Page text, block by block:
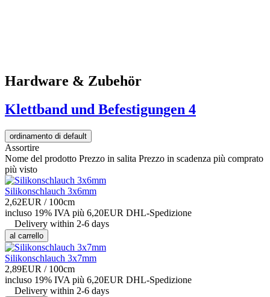
Hardware & Zubehör
Klettband und Befestigungen 4
ordinamento di default
Assortire
Nome del prodotto Prezzo in salita Prezzo in scadenza più comprato
più visto
Silikonschlauch 3x6mm
2,62EUR / 100cm
incluso 19% IVA più 6,20EUR DHL-Spedizione
Delivery within 2-6 days
al carrello
Silikonschlauch 3x7mm
2,89EUR / 100cm
incluso 19% IVA più 6,20EUR DHL-Spedizione
Delivery within 2-6 days